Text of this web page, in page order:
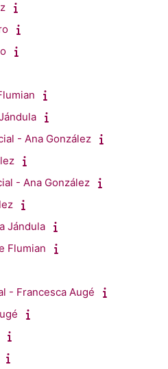
- Ana González
- Ana González
Jándula
Flumian
- Francesca Augé